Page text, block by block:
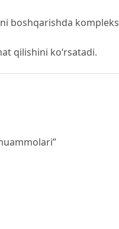
boshqarishda kompleks
qilishini ko‘rsatadi.